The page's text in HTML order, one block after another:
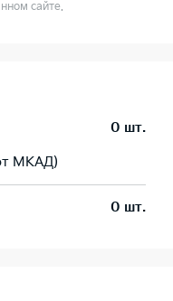
сайте.
МКАД)
0 шт.
0 шт.